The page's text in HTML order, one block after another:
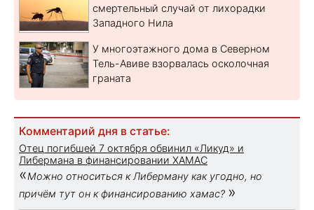
смертельный случай от лихорадки
Западного Нила
У многоэтажного дома в Северном
Тель-Авиве взорвалась осколочная
граната
Комментарий дня в статье:
Отец погибшей 7 октября обвинил «Ликуд» и
Либермана в финансировании ХАМАС
«Можно относиться к Либерману как угодно, но
причём тут он к финансированию хамас? »